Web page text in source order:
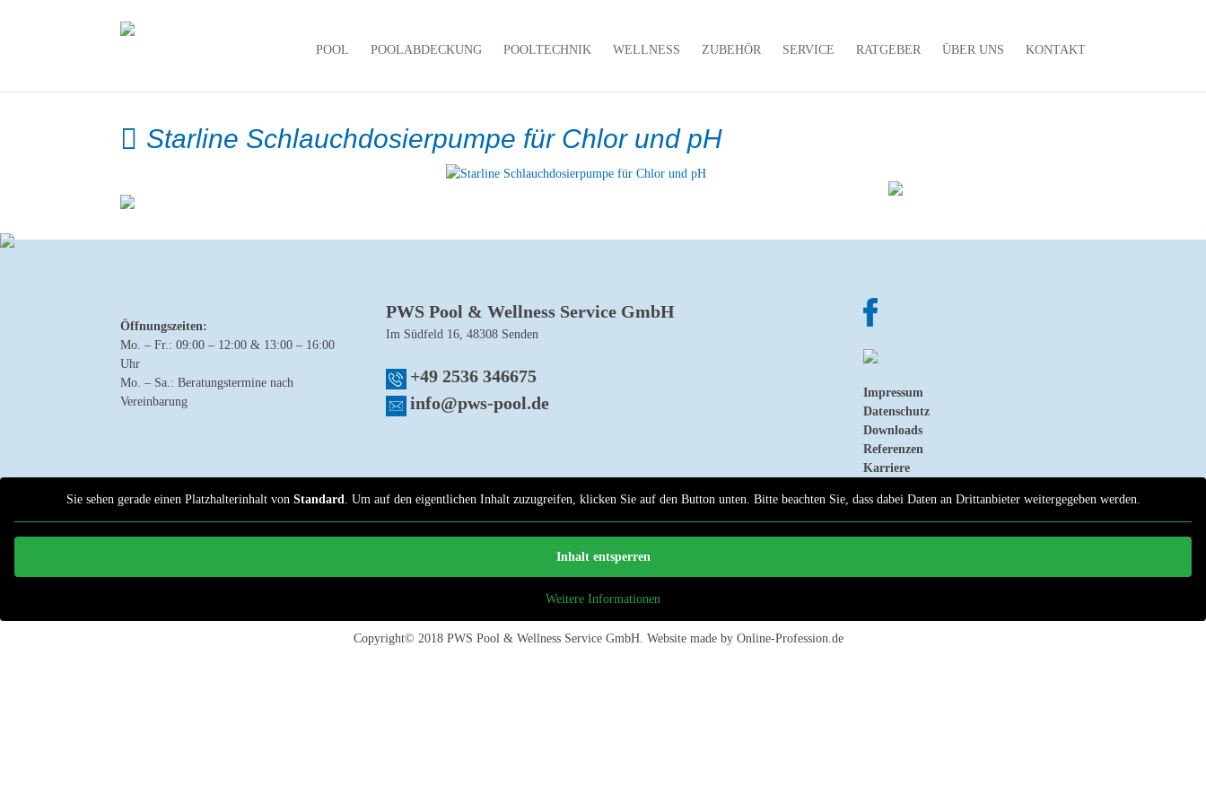
POOL POOLABDECKUNG POOLTECHNIK WELLNESS ZUBEHÖR SERVICE RATGEBER ÜBER UNS KONTAKT
Starline Schlauchdosierpumpe für Chlor und pH
Öffnungszeiten:
Mo. – Fr.: 09:00 – 12:00 & 13:00 – 16:00
Uhr
Mo. – Sa.: Beratungstermine nach
Vereinbarung
PWS Pool & Wellness Service GmbH
Im Südfeld 16, 48308 Senden
+49 2536 346675
info@pws-pool.de
Impressum
Datenschutz
Downloads
Referenzen
Karriere
Sie sehen gerade einen Platzhalterinhalt von Standard . Um auf den eigentlichen Inhalt zuzugreifen, klicken Sie auf den Button unten. Bitte beachten Sie, dass dabei Daten an Drittanbieter weitergegeben werden.
Inhalt entsperren
Weitere Informationen
Copyright© 2018 PWS Pool & Wellness Service GmbH. Website made by Online-Profession.de